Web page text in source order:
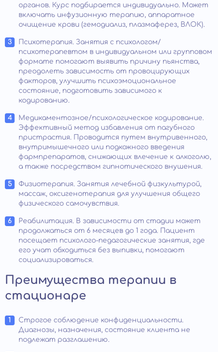
органов. Курс подбирается индивидуально. Может
включать инфузионную терапию, аппаратное
очищение крови (гемодиализ, плазмаферез, ВЛОК).
Психотерапия. Занятия с психологом/
психотерапевтом в индивидуальном или групповом
формате помогают выявить причину пьянства,
преодолеть зависимость от провоцирующих
факторов, улучшить психоэмоциональное
состояние, подготовить зависимого к
кодированию.
Медикаментозное/психологическое кодирование.
Эффективный метод избавления от пагубного
пристрастия. Проводится путем внутривенного,
внутримышечного или подкожного введения
фармпрепаратов, снижающих влечение к алкоголю,
а также посредством гипнотического внушения.
Физиотерапия. Занятия лечебной физкультурой,
массаж, оксигенотерапия для улучшения общего
физического самочувствия.
Реабилитация. В зависимости от стадии может
продолжаться от 6 месяцев до 1 года. Пациент
посещает психолого-педагогические занятия, где
его учат обходиться без выпивки, помогают
социализироваться.
Преимущества терапии в
стационаре
Строгое соблюдение конфиденциальности.
Диагнозы, назначения, состояние клиента не
подлежат разглашению.